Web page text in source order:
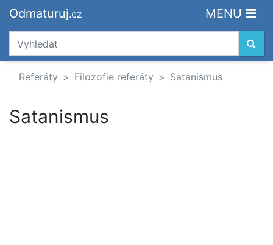
Odmaturuj.cz MENU
Referáty Filozofie referáty Satanismus
Satanismus